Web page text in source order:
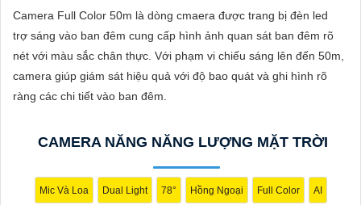
VẤN
DỊCH
VỤ
diện. Hình ảnh được ghi lại rõ nét, chất lượng cao, giúp bạn nắm
tưởng để bảo vệ và giám sát an ninh cho bạn và gia đình.
Camera Full Color 50m là dòng cmaera được trang bị đèn led
trợ sáng vào ban đêm cung cấp hình ảnh quan sát ban đêm rõ
nét với màu sắc chân thực. Với phạm vi chiếu sáng lên đến 50m,
camera giúp giám sát hiệu quả với độ bao quát và ghi hình rõ
ràng các chi tiết vào ban đêm.
CAMERA NĂNG NĂNG LƯỢNG MẶT TRỜI
Mic Và Loa Dual Light 78° Hồng Ngoại Full Color AI